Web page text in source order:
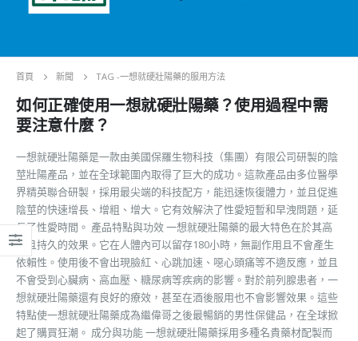
首頁 新聞 TAG -一想就硬壯陽藥的服用方法
如何正確使用一想就硬壯陽藥？使用過程中需
要注意什麼？
一想就硬壯陽藥是一款由美國保羅生物科技（集團）有限公司研製的陰
莖壯陽產品，並在全球範圍內取得了巨大的成功。這款產品由多位醫學
界精英聯合研製，採用最尖端的科技配方，能迅速恢復體力，並且促進
陰莖的快速增長、增粗、增大。它有效解決了性愛短暫和早洩問題，延
長了性愛時間。 產品特點與功效 一想就硬壯陽藥的最大特色在於其高
效且持久的效果。它在人體內可以留存180小時，無副作用且不會產生
依賴性。使用後不會出現臉紅、心跳加速、噁心頭痛等不適反應，並且
不會受到心臟病、高血壓、糖尿病等疾病的影響。對於前列腺患者，一
想就硬壯陽藥還有良好的療效，甚至在酒後服用也不會影響效果。這些
特點使一想就硬壯陽藥成為繼偉哥之後最暢銷的男性保健品，在全球掀
起了購買狂潮。 成分與功能 一想就硬壯陽藥採用多種名貴藥材配製而